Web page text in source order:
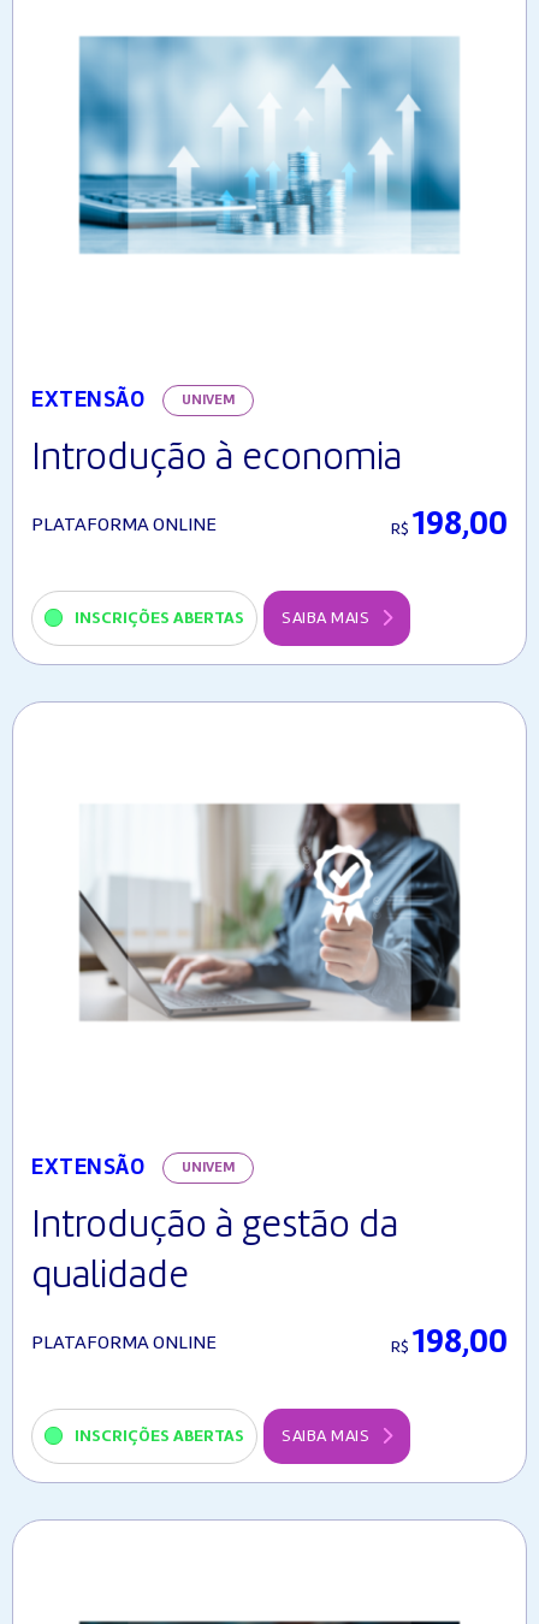
EXTENSÃO UNIVEM
Introdução à economia
PLATAFORMA ONLINE R$ 198,00
INSCRIÇÕES ABERTAS SAIBA MAIS
EXTENSÃO UNIVEM
Introdução à gestão da
qualidade
PLATAFORMA ONLINE R$ 198,00
INSCRIÇÕES ABERTAS SAIBA MAIS